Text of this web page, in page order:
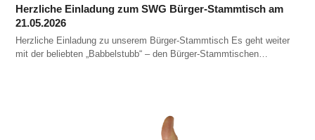
Herzliche Einladung zum SWG Bürger-Stammtisch am
21.05.2026
Herzliche Einladung zu unserem Bürger-Stammtisch Es geht weiter
mit der beliebten „Babbelstubb“ – den Bürger-Stammtischen…